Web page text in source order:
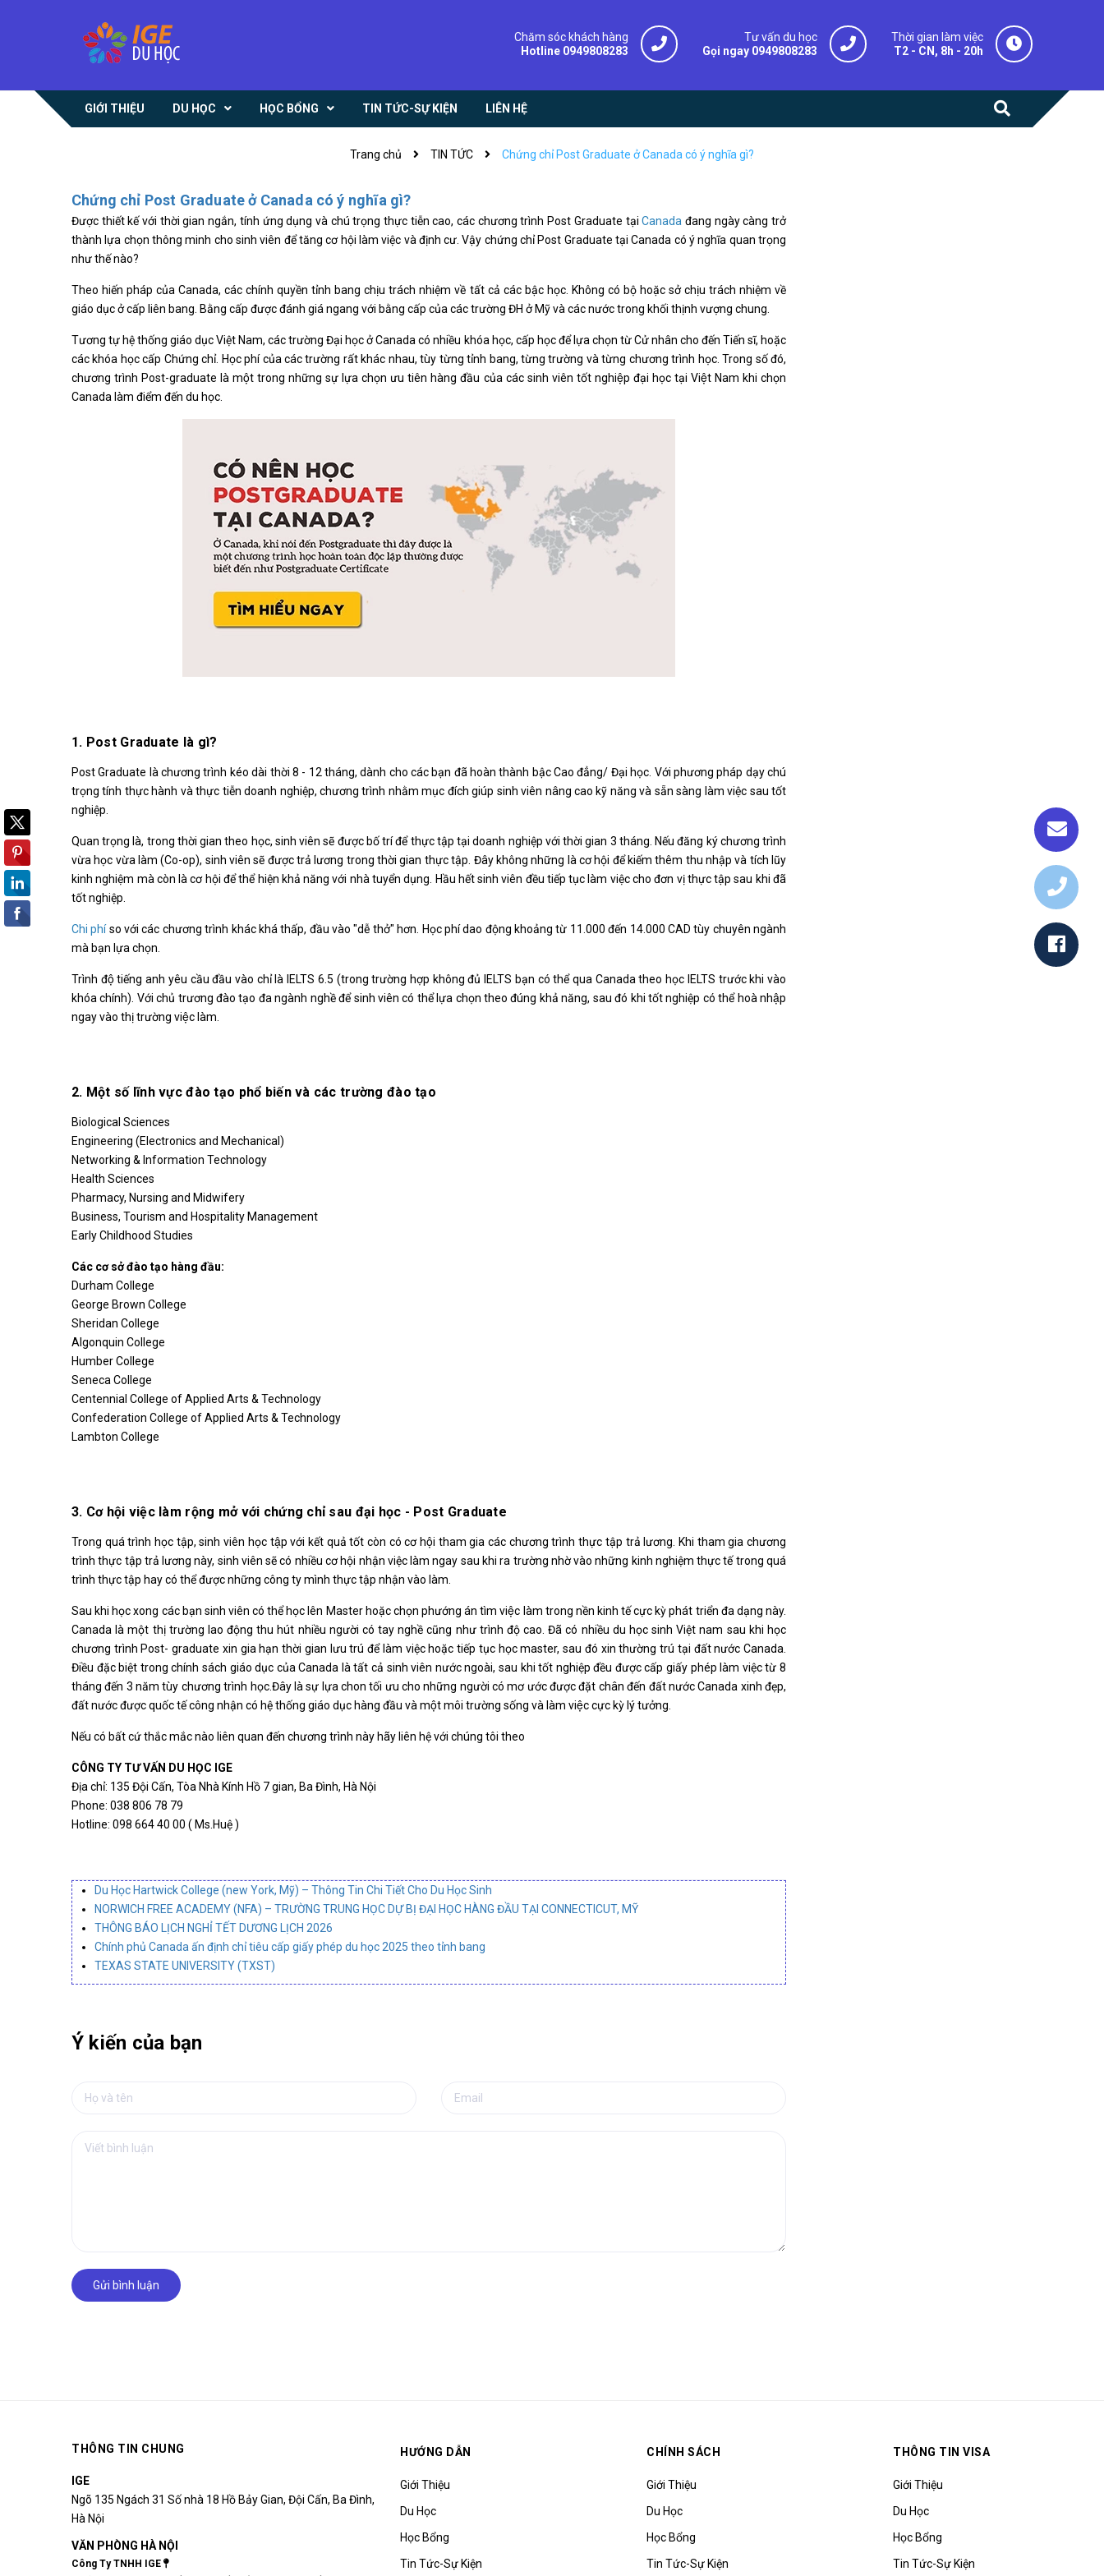
Thời gian làm việc
T2 - CN, 8h - 20h
Tư vấn du học
Gọi ngay 0949808283
Chăm sóc khách hàng
Hotline 0949808283
GIỚI THIỆU DU HỌC HỌC BỔNG TIN TỨC-SỰ KIỆN LIÊN HỆ
Trang chủ TIN TỨC Chứng chỉ Post Graduate ở Canada có ý nghĩa gì?
Chứng chỉ Post Graduate ở Canada có ý nghĩa gì?
Được thiết kế với thời gian ngắn, tính ứng dụng và chú trọng thực tiễn cao, các chương trình Post Graduate tạiCanada đang ngày càng trở
thành lựa chọn thông minh cho sinh viên để tăng cơ hội làm việc và định cư. Vậy chứng chỉ Post Graduate tại Canada có ý nghĩa quan trọng
như thế nào?
Theo hiến pháp của Canada, các chính quyền tỉnh bang chịu trách nhiệm về tất cả các bậc học. Không có bộ hoặc sở chịu trách nhiệm về
giáo dục ở cấp liên bang. Bằng cấp được đánh giá ngang với bằng cấp của các trường ĐH ở Mỹ và các nước trong khối thịnh vượng chung.
Tương tự hệ thống giáo dục Việt Nam, các trường Đại học ở Canada có nhiều khóa học, cấp học để lựa chọn từ Cử nhân cho đến Tiến sĩ, hoặc
các khóa học cấp Chứng chỉ. Học phí của các trường rất khác nhau, tùy từng tỉnh bang, từng trường và từng chương trình học. Trong số đó,
chương trình Post-graduate là một trong những sự lựa chọn ưu tiên hàng đầu của các sinh viên tốt nghiệp đại học tại Việt Nam khi chọn
Canada làm điểm đến du học.
1. Post Graduate là gì?
Post Graduate là chương trình kéo dài thời 8 - 12 tháng, dành cho các bạn đã hoàn thành bậc Cao đẳng/ Đại học. Với phương pháp dạy chú
trọng tính thực hành và thực tiễn doanh nghiệp, chương trình nhằm mục đích giúp sinh viên nâng cao kỹ năng và sẵn sàng làm việc sau tốt
nghiệp.
Quan trọng là, trong thời gian theo học, sinh viên sẽ được bố trí để thực tập tại doanh nghiệp với thời gian 3 tháng. Nếu đăng ký chương trình
vừa học vừa làm (Co-op), sinh viên sẽ được trả lương trong thời gian thực tập. Đây không những là cơ hội để kiếm thêm thu nhập và tích lũy
kinh nghiệm mà còn là cơ hội để thể hiện khả năng với nhà tuyển dụng. Hầu hết sinh viên đều tiếp tục làm việc cho đơn vị thực tập sau khi đã
tốt nghiệp.
Chi phíso với các chương trình khác khá thấp, đầu vào "dễ thở" hơn. Học phí dao động khoảng từ 11.000 đến 14.000 CAD tùy chuyên ngành
mà bạn lựa chọn.
Trình độ tiếng anh yêu cầu đầu vào chỉ là IELTS 6.5 (trong trường hợp không đủ IELTS bạn có thể qua Canada theo học IELTS trước khi vào
khóa chính). Với chủ trương đào tạo đa ngành nghề để sinh viên có thể lựa chọn theo đúng khả năng, sau đó khi tốt nghiệp có thể hoà nhập
ngay vào thị trường việc làm.
2. Một số lĩnh vực đào tạo phổ biến và các trường đào tạo
Biological Sciences
Engineering (Electronics and Mechanical)
Networking & Information Technology
Health Sciences
Pharmacy, Nursing and Midwifery
Business, Tourism and Hospitality Management
Early Childhood Studies
Các cơ sở đào tạo hàng đầu:
Durham College
George Brown College
Sheridan College
Algonquin College
Humber College
Seneca College
Centennial College of Applied Arts & Technology
Confederation College of Applied Arts & Technology
Lambton College
3. Cơ hội việc làm rộng mở với chứng chỉ sau đại học - Post Graduate
Trong quá trình học tập, sinh viên học tập với kết quả tốt còn có cơ hội tham gia các chương trình thực tập trả lương. Khi tham gia chương
trình thực tập trả lương này, sinh viên sẽ có nhiều cơ hội nhận việc làm ngay sau khi ra trường nhờ vào những kinh nghiệm thực tế trong quá
trình thực tập hay có thể được những công ty mình thực tập nhận vào làm.
Sau khi học xong các bạn sinh viên có thể học lên Master hoặc chọn phướng án tìm việc làm trong nền kinh tế cực kỳ phát triển đa dạng này.
Canada là một thị trường lao động thu hút nhiều người có tay nghề cũng như trình độ cao. Đã có nhiều du học sinh Việt nam sau khi học
chương trình Post- graduate xin gia hạn thời gian lưu trú để làm việc hoặc tiếp tục học master, sau đó xin thường trú tại đất nước Canada.
Điều đặc biệt trong chính sách giáo dục của Canada là tất cả sinh viên nước ngoài, sau khi tốt nghiệp đều được cấp giấy phép làm việc từ 8
tháng đến 3 năm tùy chương trình học.Đây là sự lựa chon tối ưu cho những người có mơ ước được đặt chân đến đất nước Canada xinh đẹp,
đất nước được quốc tế công nhận có hệ thống giáo dục hàng đầu và một môi trường sống và làm việc cực kỳ lý tưởng.
Nếu có bất cứ thắc mắc nào liên quan đến chương trình này hãy liên hệ với chúng tôi theo
CÔNG TY TƯ VẤN DU HỌC IGE
Địa chỉ: 135 Đội Cấn, Tòa Nhà Kính Hồ 7 gian, Ba Đình, Hà Nội
Phone: 038 806 78 79
Hotline: 098 664 40 00 ( Ms.Huệ )
Du Học Hartwick College (new York, Mỹ) – Thông Tin Chi Tiết Cho Du Học Sinh
NORWICH FREE ACADEMY (NFA) – TRƯỜNG TRUNG HỌC DỰ BỊ ĐẠI HỌC HÀNG ĐẦU TẠI CONNECTICUT, MỸ
THÔNG BÁO LỊCH NGHỈ TẾT DƯƠNG LỊCH 2026
Chính phủ Canada ấn định chỉ tiêu cấp giấy phép du học 2025 theo tỉnh bang
TEXAS STATE UNIVERSITY (TXST)
Ý kiến của bạn
Gửi bình luận
THÔNG TIN CHUNG
IGE
Ngõ 135 Ngách 31 Số nhà 18 Hồ Bảy Gian, Đội Cấn, Ba Đình,
Hà Nội
VĂN PHÒNG HÀ NỘI
Công Ty TNHH IGE
HƯỚNG DẪN
Giới Thiệu
Du Học
Học Bổng
Tin Tức-Sự Kiện
CHÍNH SÁCH
Giới Thiệu
Du Học
Học Bổng
Tin Tức-Sự Kiện
THÔNG TIN VISA
Giới Thiệu
Du Học
Học Bổng
Tin Tức-Sự Kiện